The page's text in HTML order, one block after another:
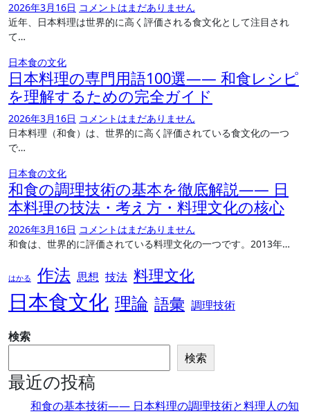
2026年3月16日 コメントはまだありません
近年、日本料理は世界的に高く評価される食文化として注目され
て…
日本食の文化
日本料理の専門用語100選―― 和食レシピ
を理解するための完全ガイド
2026年3月16日 コメントはまだありません
日本料理（和食）は、世界的に高く評価されている食文化の一つ
で…
日本食の文化
和食の調理技術の基本を徹底解説―― 日
本料理の技法・考え方・料理文化の核心
2026年3月16日 コメントはまだありません
和食は、世界的に評価されている料理文化の一つです。2013年…
はかる 作法 思想 技法 料理文化
日本食文化 理論 語彙 調理技術
検索
検索
最近の投稿
和食の基本技術―― 日本料理の調理技術と料理人の知